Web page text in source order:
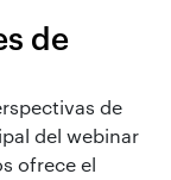
de
de
del webinar
ofrece el